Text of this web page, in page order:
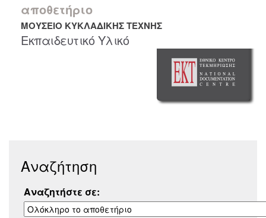
αποθετήριο
ΜΟΥΣΕΙΟ ΚΥΚΛΑΔΙΚΗΣ ΤΕΧΝΗΣ
Εκπαιδευτικό Υλικό
Αναζήτηση
Αναζητήστε σε: